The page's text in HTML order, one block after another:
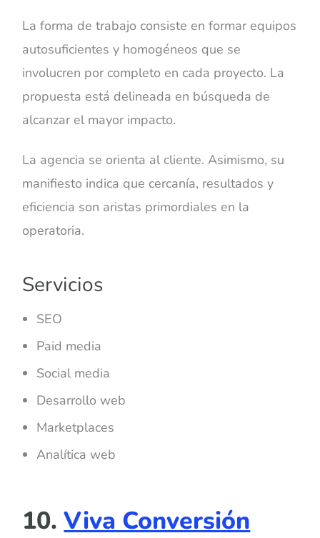
La forma de trabajo consiste en formar equipos
autosuficientes y homogéneos que se
involucren por completo en cada proyecto. La
propuesta está delineada en búsqueda de
alcanzar el mayor impacto.
La agencia se orienta al cliente. Asimismo, su
manifiesto indica que cercanía, resultados y
eficiencia son aristas primordiales en la
operatoria.
Servicios
SEO
Paid media
Social media
Desarrollo web
Marketplaces
Analítica web
10. Viva Conversión